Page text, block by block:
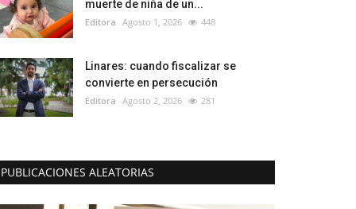
muerte de niña de un...
Editora Agosto 1, 2026 448
Linares: cuando fiscalizar se
convierte en persecución
Editora Agosto 2, 2026 281
PUBLICACIONES ALEATORIAS